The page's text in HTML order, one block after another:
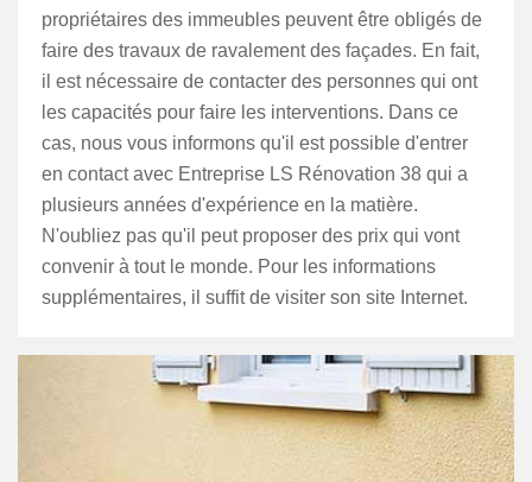
propriétaires des immeubles peuvent être obligés de
faire des travaux de ravalement des façades. En fait,
il est nécessaire de contacter des personnes qui ont
les capacités pour faire les interventions. Dans ce
cas, nous vous informons qu'il est possible d'entrer
en contact avec Entreprise LS Rénovation 38 qui a
plusieurs années d'expérience en la matière.
N'oubliez pas qu'il peut proposer des prix qui vont
convenir à tout le monde. Pour les informations
supplémentaires, il suffit de visiter son site Internet.